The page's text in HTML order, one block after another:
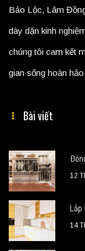
Bảo Lộc, Lâm
dày dặn kinh
chúng tôi cam kết
gian sống hoàn
Bài viết
12
Lắp
14